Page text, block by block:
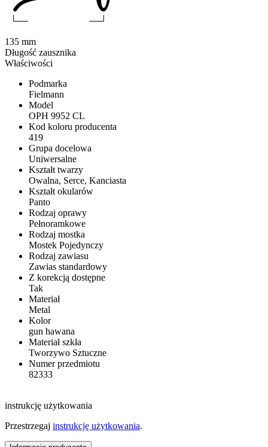
Właściwości
Podmarka
Fielmann
Model
OPH 9952 CL
Kod koloru producenta
419
Grupa docelowa
Uniwersalne
Kształt twarzy
Owalna, Serce, Kanciasta
Kształt okularów
Panto
Rodzaj oprawy
Pełnoramkowe
Rodzaj mostka
Mostek Pojedynczy
Rodzaj zawiasu
Zawias standardowy
Z korekcją dostępne
Tak
Materiał
Metal
Kolor
gun hawana
Materiał szkła
Tworzywo Sztuczne
Numer przedmiotu
82333
instrukcję użytkowania
Przestrzegaj instrukcję użytkowania.
135 mm
Długość zausznika